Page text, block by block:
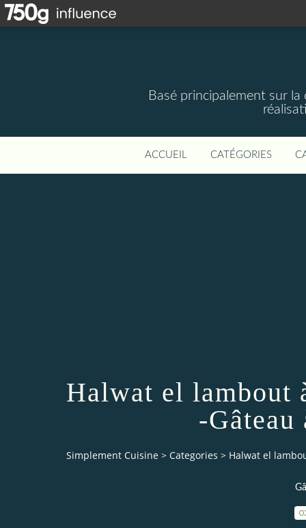
Basé principalement sur
ACCUEIL CATÉGORIES
Halwat el lambout
-
Simplement Cuisine > Categories > Halwat el